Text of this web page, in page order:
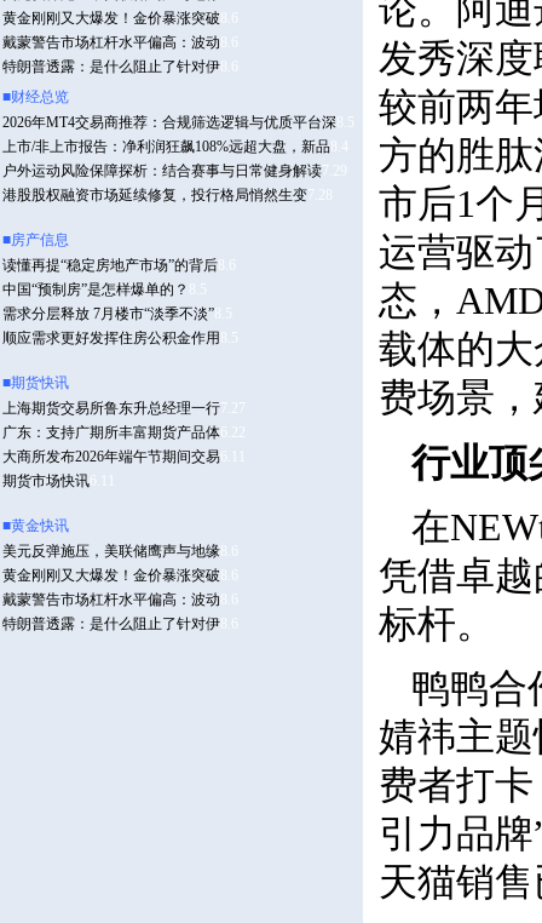
论。阿
发秀深
较前两
方的胜
市后1个
运营驱
态，
载体的
费场景
行业顶
在
凭借卓
标杆。
鸭鸭合
婧祎主
费者打
引力品
天猫销